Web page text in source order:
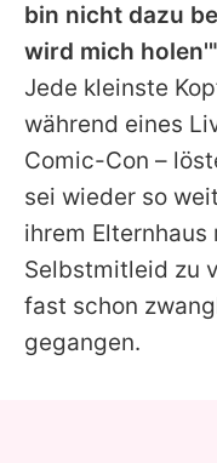
bin nicht dazu
wird mich holen'"
Jede kleinste
während eines
Comic-Con –
sei wieder so
ihrem
Selbstmitleid zu
fast schon
gegangen.